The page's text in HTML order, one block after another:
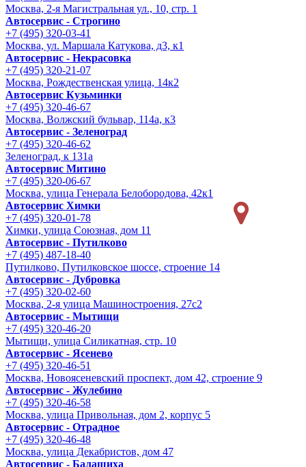
Москва, 2-я Магистральная ул., 10, стр. 1
Автосервис - Строгино
+7 (495) 320-03-41
Москва, ул. Маршала Катукова, д3, к1
Автосервис - Некрасовка
+7 (495) 320-21-07
Москва, Рождественская улица, 14к2
Автосервис Кузьминки
+7 (495) 320-46-67
Москва, Волжский бульвар, 114а, к3
Автосервис - Зеленоград
+7 (495) 320-46-62
Зеленоград, к 131а
Автосервис Митино
+7 (495) 320-06-67
Москва, улица Генерала Белобородова, 42к1
Автосервис Химки
+7 (495) 320-01-78
Химки, улица Союзная, дом 11
Автосервис - Путилково
+7 (495) 487-18-40
Путилково, Путилковское шоссе, строение 14
Автосервис - Дубровка
+7 (495) 320-02-60
Москва, 2-я улица Машиностроения, 27с2
Автосервис - Мытищи
+7 (495) 320-46-20
Мытищи, улица Силикатная, стр. 10
Автосервис - Ясенево
+7 (495) 320-46-51
Москва, Новоясеневский проспект, дом 42, строение 9
Автосервис - Жулебино
+7 (495) 320-46-58
Москва, улица Привольная, дом 2, корпус 5
Автосервис - Отрадное
+7 (495) 320-46-48
Москва, улица Декабристов, дом 47
Автосервис - Балашиха